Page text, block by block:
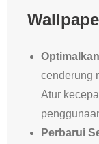
cenderung
Atur
Perbarui